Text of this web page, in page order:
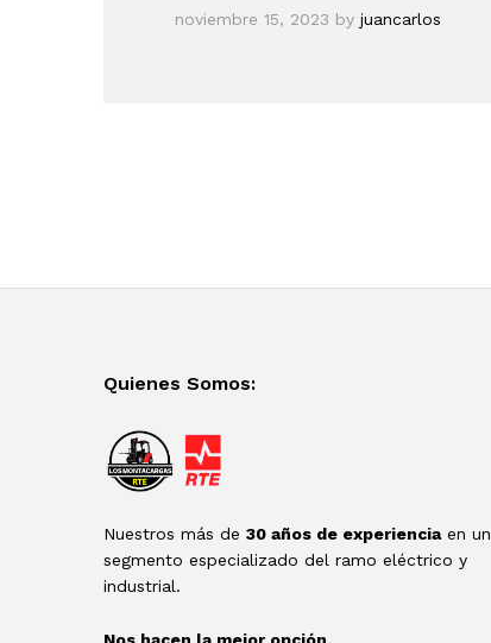
noviembre 15, 2023 by juancarlos
Quienes Somos:
Nuestros más de 30 años de experienciaen un
segmento especializado del ramo eléctrico y
industrial.